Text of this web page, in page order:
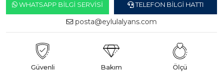
WHATSAPP BILGI SERVISI TELEFON BILGI HATTI
posta@eylulalyans.com
Güvenli
Bakım
Ölçü